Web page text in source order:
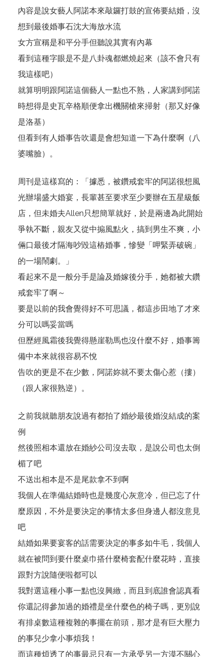
內容是說女藝人阿諾本來敲鑼打鼓的宣佈要結婚，沒
想到最後婚事石沈大海放水流
女方宣稱是和平分手但聽說其實有內幕
看到這種字眼是不是八卦魂都燃燒起來（該不會只有
我這樣吧）
就算明明跟阿諾這個藝人一點也不熟，人家講到阿諾
時想得是史瓦辛格順便拿出機關槍來掃射（那又好像
是洛基）
但看到有人婚事告吹還是會想知道一下為什麼啊（八
婆嘴臉）。
周刊是這樣寫的：「據悉，被鑽戒套牢的阿諾很想風
光辦場盛大婚宴，長輩甚至要求至少要辦在五星級飯
店，但未婚夫Allen只想簡單就好，於是兩邊為此開始
爭執不斷，親友又從中搧風點火，搞到男生不爽，小
倆口最後才隔海吵毀這樁婚事，慘變「呷緊弄破碗」
的一場鬧劇。」
看起來不是一般分手是論及婚嫁後分手，她都被大鑽
戒套牢了啊～
要是以前的我會覺得好不可思議，都這步田地了才來
分可以嗎妥當嗎
但歷經風霜後我覺得懸崖勒馬也沒什麼不好，婚事籌
備中本來就很容易不悅
告吹的更是不在少數，阿諾妳就不要太傷心惹（摟）
（跟人家很熟逆）。
之前我就聽朋友說過有都拍了婚紗最後婚沒結成的案
例
然後照相本還放在婚紗公司沒去取，是說公司也太倒
楣了吧
不送出相本是不是尾款拿不到啊
我個人在準備結婚時也是幾度心灰意冷，但已忘了什
麼原因，不外是要決定的事情太多但身邊人都沒意見
吧
結婚如果要宴客的話需要決定的事多如牛毛，我個人
就在被問到要什麼桌巾搭什麼椅套配什麼花時，直接
跟對方說隨便啦都可以
我對選這種小事一點也沒興緻，而且到底誰會認真看
你還記得參加過的婚禮是坐什麼色的椅子嗎，更別說
有排桌數這種複雜的事擺在前頭，那才是有巨大壓力
的事兒少拿小事煩我！
而這種煩透了的事最忌只有一方承受另一方漠不關心